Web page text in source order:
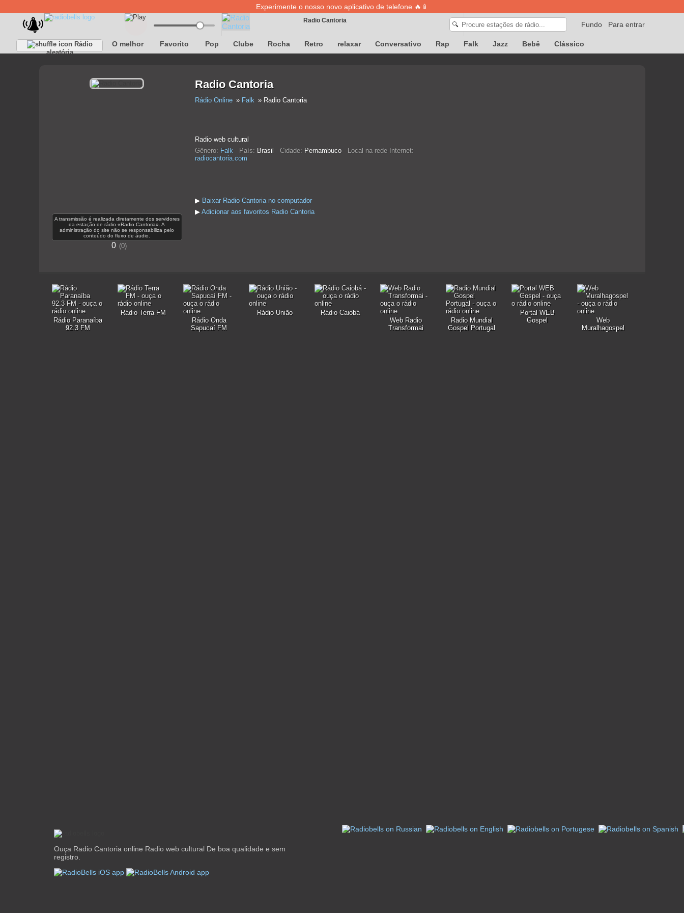
Experimente o nosso novo aplicativo de telefone 🔥📱
Para entrar
Fundo
🔍
Radio Cantoria
A definição de músicas está temporariamente indisponível
Rádio
aleatória
O melhor Favorito Pop Clube Rocha Retro relaxar Conversativo Rap Falk Jazz Bebê Clássico
A transmissão é realizada diretamente dos servidores
da estação de rádio «Radio Cantoria». A
administração do site não se responsabiliza pelo
conteúdo do fluxo de áudio.
0 0
Radio Cantoria
Rádio Online Falk Radio Cantoria
Radio web cultural
Gênero: Falk País: Brasil Cidade: Pernambuco
Local na rede Internet:
radiocantoria.com
▶ Baixar Radio Cantoria no computador
▶ Adicionar aos favoritos Radio Cantoria
Rádio Paranaíba
92.3 FM
Rádio Terra FM
Rádio Onda
Sapucaí FM
Rádio União
Rádio Caiobá
Web Radio
Transformai
Radio Mundial
Gospel Portugal
Portal WEB
Gospel
Web
Muralhagospel
Ouça Radio Cantoria online Radio web cultural De boa qualidade e sem
registro.